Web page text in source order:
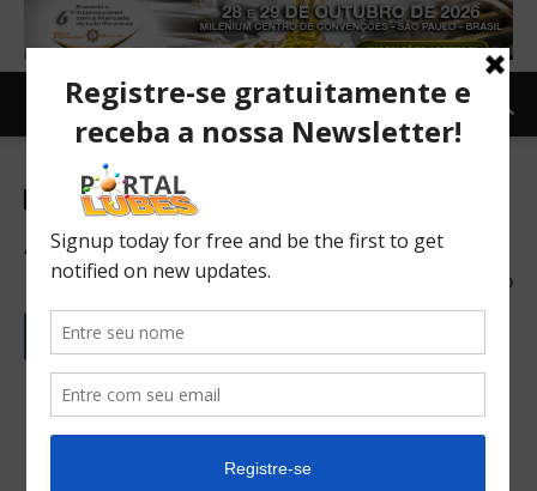
Revista Lubes Espanhol
Análisis de aceites en uso
27/06/2023 139
Español/Castellano